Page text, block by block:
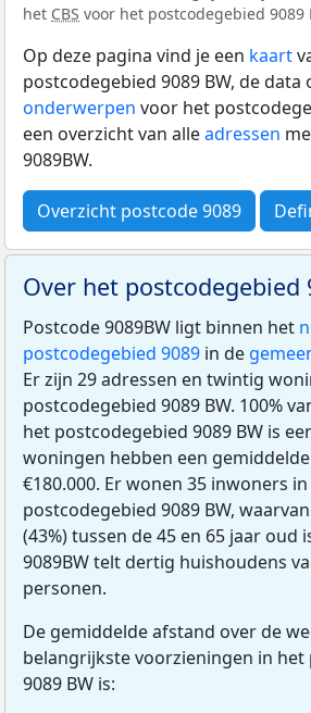
het CBS voor het postcodegebied 9089
Op deze pagina vind je een kaart
postcodegebied 9089 BW, de data
onderwerpen voor het
een overzicht van alleadressen
9089BW.
Overzicht postcode 9089
Over het postcodegebied
Postcode 9089BW ligt binnen het
postcodegebied 9089 in de
Er zijn 29 adressen en twintig
postcodegebied 9089 BW. 100%
het postcodegebied 9089 BW is
woningen hebben een gemiddelde
€180.000. Er wonen 35 inwoners
postcodegebied 9089 BW,
(43%) tussen de 45 en 65 jaar oud
9089BW telt dertig huishoudens
personen.
De gemiddelde afstand over de
belangrijkste voorzieningen in het
9089 BW is: